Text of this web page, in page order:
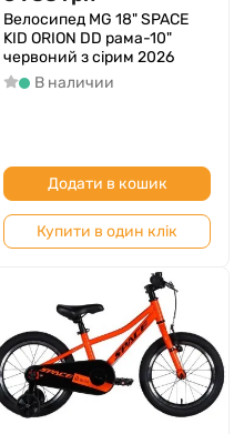
Велосипед MG 18" SPACE
KID ORION DD рама-10"
червоний з сірим 2026
В наличии
Додати в кошик
Купити в один клік